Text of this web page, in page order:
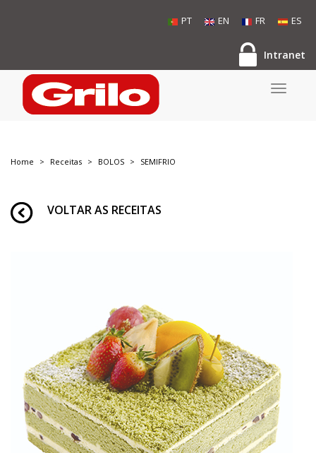
PT EN FR ES
Intranet
Toggle
Home Receitas BOLOS SEMIFRIO
VOLTAR AS RECEITAS